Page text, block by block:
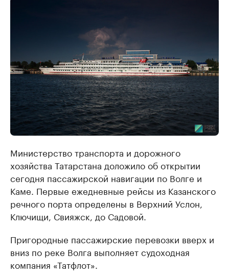
Министерство транспорта и дорожного
хозяйства Татарстана доложило об открытии
сегодня пассажирской навигации по Волге и
Каме. ​Первые ежедневные рейсы из Казанского
речного порта определены в Верхний Услон,
Ключищи, Свияжск, до Садовой.
Пригородные пассажирские перевозки вверх и
вниз по реке Волга выполняет судоходная
компания «Татфлот».